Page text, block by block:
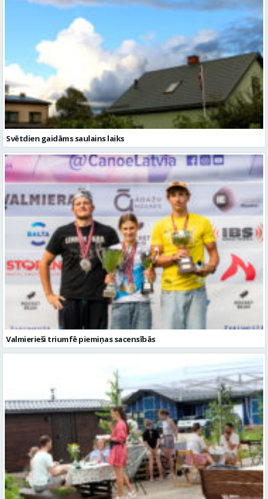
Svētdien gaidāms saulains laiks
Valmierieši triumfē piemiņas sacensībās